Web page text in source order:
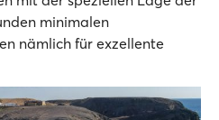
minimalen
nämlich für exzellente